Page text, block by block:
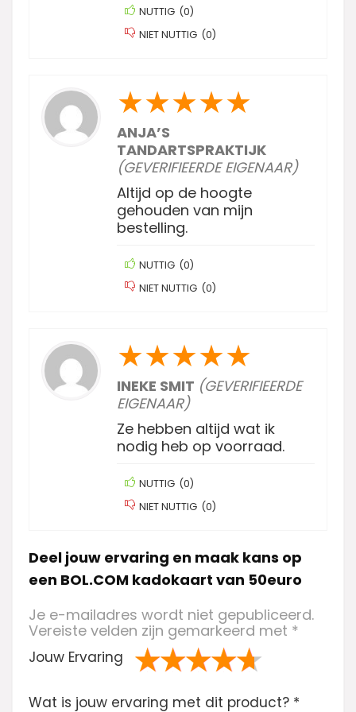
NUTTIG (0)
NIET NUTTIG (0)
★★★★★
ANJA’S
TANDARTSPRAKTIJK
(GEVERIFIEERDE EIGENAAR)
Altijd op de hoogte
gehouden van mijn
bestelling.
NUTTIG (0)
NIET NUTTIG (0)
★★★★★
INEKE SMIT (GEVERIFIEERDE
EIGENAAR)
Ze hebben altijd wat ik
nodig heb op voorraad.
NUTTIG (0)
NIET NUTTIG (0)
Deel jouw ervaring en maak kans op
een BOL.COM kadokaart van 50euro
Je e-mailadres wordt niet gepubliceerd.
Vereiste velden zijn gemarkeerd met *
Jouw Ervaring
va
de 5
sterren
sterren
sterren
Wat is jouw ervaring met dit product? *